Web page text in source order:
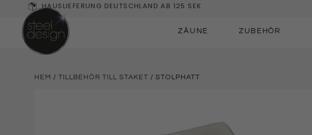
ZÄUNE ZUBEHÖR
HAUSLIEFERUNG DEUTSCHLAND AB 125 SEK
HEM /TILLBEHÖR TILL STAKET / STOLPHATT